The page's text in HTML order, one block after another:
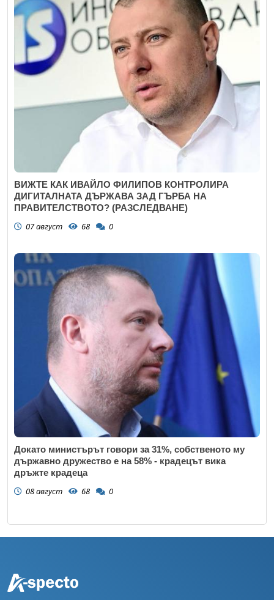
ВИЖТЕ КАК ИВАЙЛО ФИЛИПОВ КОНТРОЛИРА
ДИГИТАЛНАТА ДЪРЖАВА ЗАД ГЪРБА НА
ПРАВИТЕЛСТВОТО? (РАЗСЛЕДВАНЕ)
07 август 68 0
Докато министърът говори за 31%, собственото му
държавно дружество е на 58% - крадецът вика
дръжте крадеца
08 август 68 0